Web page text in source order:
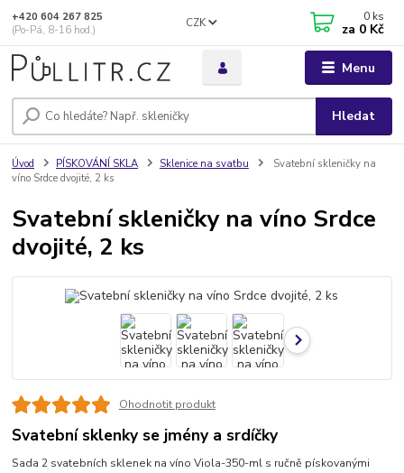
Menu
CZK
Hledat
+420 604 267 825
(Po-Pá, 8-16 hod.)
0 ks
za 0 Kč
Úvod PÍSKOVÁNÍ SKLA Sklenice na svatbu
Svatební skleničky na
víno Srdce dvojité, 2 ks
Svatební skleničky na víno Srdce
dvojité, 2 ks
Ohodnotit produkt
Svatební sklenky se jmény a srdíčky
Sada 2 svatebních sklenek na víno Viola-350-ml s ručně pískovanými